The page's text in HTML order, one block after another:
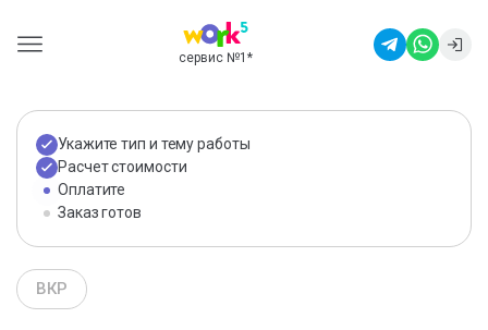
сервис №1 *
Укажите тип и тему работы
Расчет стоимости
Оплатите
Заказ готов
ВКР